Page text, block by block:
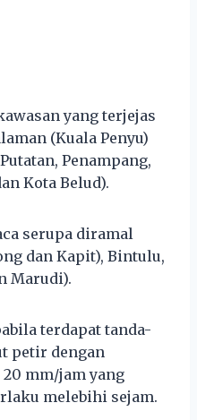
yang terjejas
(Kuala Penyu)
Penampang,
Kota Belud).
serupa diramal
dan Kapit), Bintulu,
Marudi).
terdapat tanda-
petir dengan
mm/jam yang
melebihi sejam.